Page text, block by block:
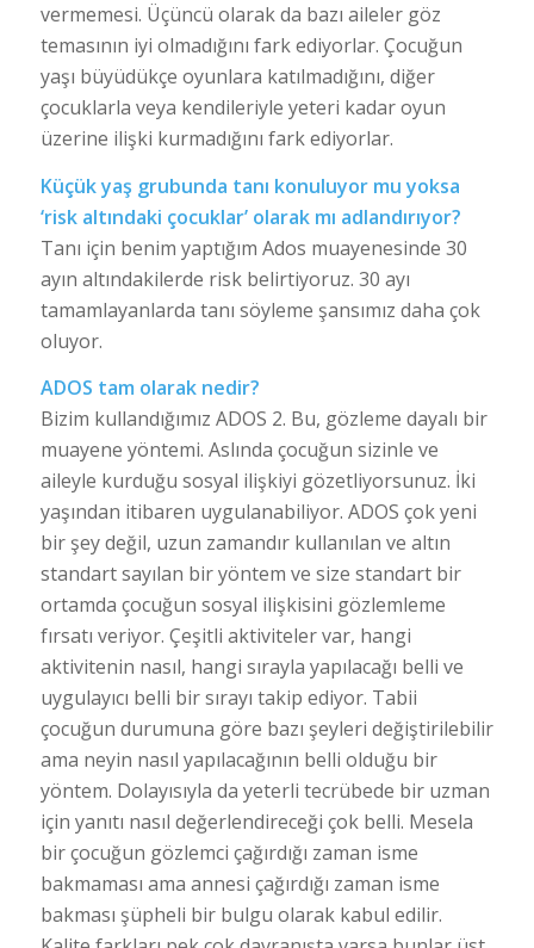
vermemesi. Üçüncü olarak da bazı aileler göz
temasının iyi olmadığını fark ediyorlar. Çocuğun
yaşı büyüdükçe oyunlara katılmadığını, diğer
çocuklarla veya kendileriyle yeteri kadar oyun
üzerine ilişki kurmadığını fark ediyorlar.
Küçük yaş grubunda tanı konuluyor mu yoksa
‘risk altındaki çocuklar’ olarak mı adlandırıyor?
Tanı için benim yaptığım Ados muayenesinde 30
ayın altındakilerde risk belirtiyoruz. 30 ayı
tamamlayanlarda tanı söyleme şansımız daha çok
oluyor.
ADOS tam olarak nedir?
Bizim kullandığımız ADOS 2. Bu, gözleme dayalı bir
muayene yöntemi. Aslında çocuğun sizinle ve
aileyle kurduğu sosyal ilişkiyi gözetliyorsunuz. İki
yaşından itibaren uygulanabiliyor. ADOS çok yeni
bir şey değil, uzun zamandır kullanılan ve altın
standart sayılan bir yöntem ve size standart bir
ortamda çocuğun sosyal ilişkisini gözlemleme
fırsatı veriyor. Çeşitli aktiviteler var, hangi
aktivitenin nasıl, hangi sırayla yapılacağı belli ve
uygulayıcı belli bir sırayı takip ediyor. Tabii
çocuğun durumuna göre bazı şeyleri değiştirilebilir
ama neyin nasıl yapılacağının belli olduğu bir
yöntem. Dolayısıyla da yeterli tecrübede bir uzman
için yanıtı nasıl değerlendireceği çok belli. Mesela
bir çocuğun gözlemci çağırdığı zaman isme
bakmaması ama annesi çağırdığı zaman isme
bakması şüpheli bir bulgu olarak kabul edilir.